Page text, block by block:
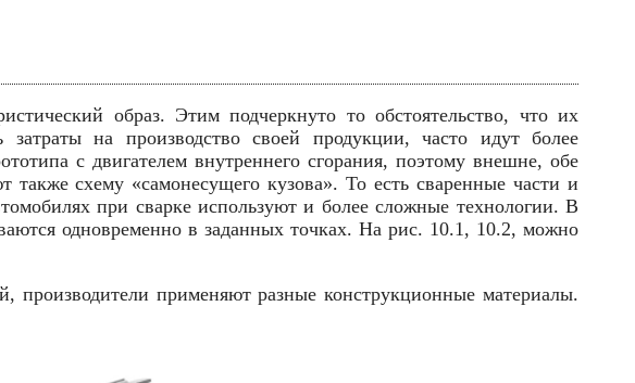
образ. Этим подчеркнуто то обстоятельство, что их
на производство своей продукции, часто идут более
с двигателем внутреннего сгорания, поэтому внешне, обе
схему «самонесущего кузова». То есть сваренные части и
при сварке используют и более сложные технологии. В
одновременно в заданных точках. На рис. 10.1, 10.2, можно
производители применяют разные конструкционные материалы.